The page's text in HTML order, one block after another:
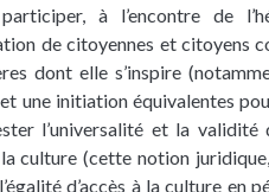
à l’encontre de
de citoyennes et citoyens
dont elle s’inspire
une initiation équivalentes
l’universalité et la validité
culture (cette notion
d’accès à la culture en